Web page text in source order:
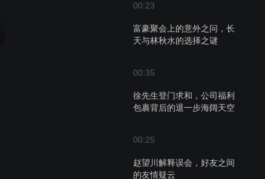
00:23
富豪聚会上的意外之问，长
天与林秋水的选择之谜
00:35
徐先生登门求和，公司福利
包裹背后的退一步海阔天空
00:25
赵望川解释误会，好友之间
的友情疑云